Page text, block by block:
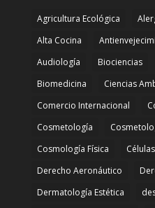
Agricultura Ecológica
Alta Cocina
Audiología
Biociencias
Biomedicina
Ciencias
Comercio Internacional
Cosmetología
Cosmología Física
Derecho Aeronáutico
Dermatología Estética